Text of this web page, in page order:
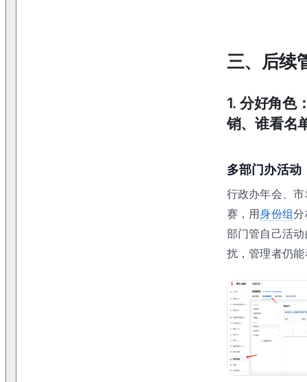
三、后续
1. 分好角色
销、谁看名
多部门办活动
行政办年会、
赛，用身份组
部门管自己活
扰，管理者仍